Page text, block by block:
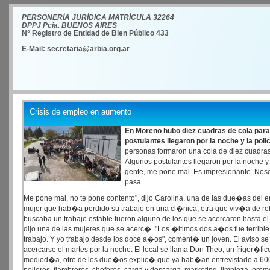
PERSONERÍA JURÍDICA MATRÍCULA 32264
DPPJ Pcia. BUENOS AIRES
N° Registro de Entidad de Bien Público 433
E-Mail: secretaria@arbia.org.ar
Crisis de empleo en aumento
En Moreno hubo diez cuadras de cola
postulantes llegaron por la noche y la
personas formaron una cola de diez
Algunos postulantes llegaron por la noche
gente, me pone mal. Es impresionante.
pasa.
Me pone mal, no te pone contento", dijo Carolina, una de las due�as del
mujer que hab�a perdido su trabajo en una cl�nica, otra que viv�a de
buscaba un trabajo estable fueron alguno de los que se acercaron hasta
dijo una de las mujeres que se acerc�. "Los �ltimos dos a�os fue
trabajo. Y yo trabajo desde los doce a�os", coment� un joven. El aviso
acercarse el martes por la noche. El local se llama Don Theo, un
mediod�a, otro de los due�os explic� que ya hab�an entrevistado a